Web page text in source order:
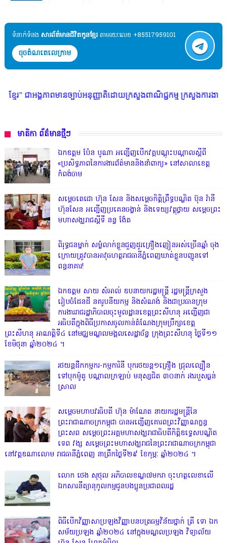
ទំនាក់ទំនង​​ សារព័ត៌មានជីវិតកូនខ្មែរ តាមរយៈលេខ +85517959101
ចុចតំណតេលេក្រាម
បាប់អនុញ្ញាតិដោយក្រសួងពាណិជ្ជកម្ម ក្រសួងការងារ ក្រសួងព័ត៌មាន * ក្រមសិ
មាតិកា ព័ត៌មានថ្មីៗ
ឯកឧត្តម ប៉ែន បូណា អញ្ជើញបើកវគ្គបណ្តុះបណ្តាលស្តីពី
«ប្រសិទ្ធភាពនៃការងារព័ត៌មាននិងនាំពាក្យ» នៅសាលាខេត្ត
កំពង់ចាម
សម្តេចតេជោ ហ៊ុន សែន និងសម្ដេចកិត្តិព្រឹទ្ធបណ្ឌិត ប៊ុន រ៉ានី
ហ៊ុនសែន អញ្ជើញប្រគេនចង្ហាន់ និងទេយ្យវត្ថុថ្វាយ សម្តេចព្រះ
មហាសង្ឃរាជស្តីទី នន្ទ ង៉ែត
ពិរុទ្ធ​ជនម្នាក់ សម្ងំលាក់ខ្លួនជួញដូរគ្រឿងញៀនអស់ច្រើនឆ្នាំ ចុង
ក្រោយត្រូវបានអាវុធហត្ថរាជធានីភ្នំពេញឃាត់ខ្លួនបញ្ជូនទៅ
ពន្ធនាគារ!
ឯកឧត្តម សាយ សំអាល់ ឧបនាយករដ្ឋមន្ត្រី រដ្ឋមន្ត្រីក្រសួង
រៀបចំដែនដី នគរូបនីយកម្ម និងសំណង់ និងជាប្រធានក្រុម
ការងាររាជរដ្ឋាភិបាលចុះមូលដ្ឋានខេត្តព្រះសីហនុ អញ្ជើញជា
អធិបតីក្នុងពិធីប្រកាសចូលកាន់តំណែងក្រុមប្រឹក្សាខេត្ត
ព្រះសីហនុ អាណត្តិទី៤ នៅមជ្ឈមណ្ឌលមង្គលសេដ្ឋាច័ន្ទ ក្រុងព្រះសីហនុ ថ្ងៃទី១១
ខែមិថុនា ឆ្នាំ២០២៤ ។
រថយន្តដឹកកម្មករ-កម្មការិនី បុករថយន្ត១គ្រឿង ជ្រុលល្បឿន
ទៅបុកម៉ូតូ បណ្តាលក្រឡាប់ មនុស្សជិត ៣០នាក់ រងរបួសធ្ងន់
ស្រាល
សម្តេចមហាបវរធិបតី ហ៊ុន ម៉ាណែត នាយករដ្ឋមន្ត្រីនៃ
ព្រះរាជាណាចក្រកម្ពុជា បានអញ្ជើញគោរពព្រះវិញ្ញាណក្ខន្ធ
ព្រះសព សម្តេចព្រះអគ្គមហាសង្ឃរាជាធិបតីកិត្តិឧទ្ទេសបណ្ឌិត
ទេព វង្ស សម្តេចព្រះមហាសង្ឃរាជនៃព្រះរាជាណាចក្រកម្ពុជា
នៅវត្តឧណាលោម រាជធានីភ្នំពេញ នាព្រឹកថ្ងៃទី២៩ ខែកុម្ភៈ ឆ្នាំ២០២៤ ។
លោក ថេង សុថុល អភិបាលខណ្ឌ៧មករា ចុះហត្ថលេខាលើ
ឯកសារនីត្យានុកូលកម្មជូនបងប្អូនប្រជាពលរដ្ឋ
ពិធីបើកវិញ្ញាសាប្រឡងវិញ្ញាបនបត្រធម្មវិន័យថ្នាក់ ត្រី ទោ ឯក
សម័យប្រឡង ឆ្នាំ២០២៤ នៅក្នុងមណ្ឌលប្រឡង វិទ្យាល័យ